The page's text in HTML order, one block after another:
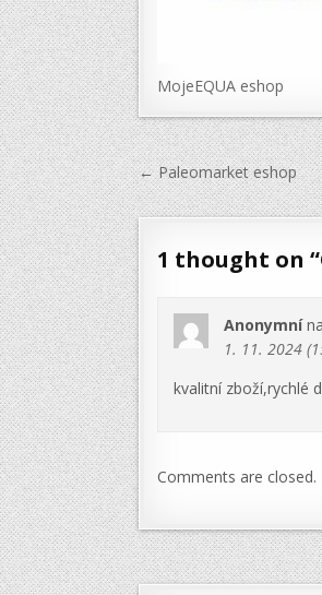
MojeEQUA eshop
Navigace
pro
příspěvek
← Paleomarket eshop
1 thought on “
Anonymní
1. 11. 2024
kvalitní zboží,rychlé
Comments are closed.